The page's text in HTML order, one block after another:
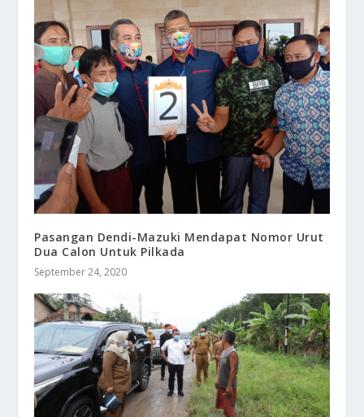
Pasangan Dendi-Mazuki Mendapat Nomor Urut
Dua Calon Untuk Pilkada
September 24, 2020